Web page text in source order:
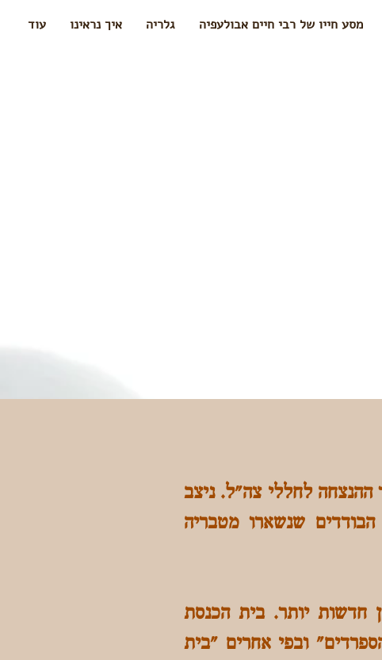
מסע חייו של רבי חיים אבולעפיה גלריה איך נראינו עוד
ההנצחה לחללי צה"ל. ניצב
שנשארו מטבריה
חדשות יותר. בית הכנסת
הספרדים" ובפי אחרים "בית